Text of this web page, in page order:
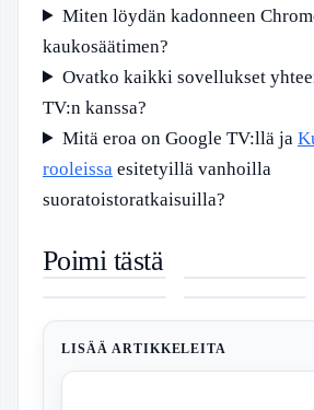
Miten löydän kadonneen
kaukosäätimen?
Ovatko kaikki sovellukset
TV:n kanssa?
Mitä eroa on Google TV:llä ja
rooleissa esitetyillä vanhoilla
suoratoistoratkaisuilla?
Poimi tästä
Asunnot
Hamina – 66
Asuntoa
selvitettynä
Marimekko
Oiva –
hoito-ohjeet
Itämereltä ja
Lähi-idästä
LISÄÄ ARTIKKELEITA